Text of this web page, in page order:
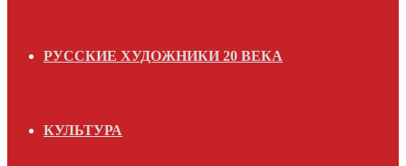
РУССКИЕ ХУДОЖНИКИ 20 ВЕКА
КУЛЬТУРА